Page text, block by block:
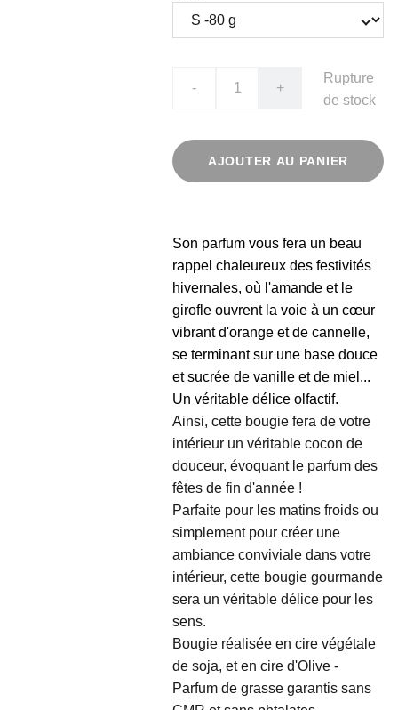
- +
Rupture
de stock
AJOUTER AU PANIER
Son parfum vous fera un beau
rappel chaleureux des festivités
hivernales, où l'amande et le
girofle ouvrent la voie à un cœur
vibrant d'orange et de cannelle,
se terminant sur une base douce
et sucrée de vanille et de miel...
Un véritable délice olfactif.
Ainsi, cette bougie fera de votre
intérieur un véritable cocon de
douceur, évoquant le parfum des
fêtes de fin d'année !
Parfaite pour les matins froids ou
simplement pour créer une
ambiance conviviale dans votre
intérieur, cette bougie gourmande
sera un véritable délice pour les
sens.
Bougie réalisée en cire végétale
de soja, et en cire d'Olive -
Parfum de grasse garantis sans